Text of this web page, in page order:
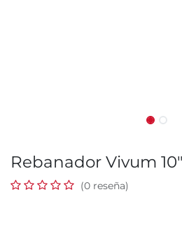
Rebanador Vivum 10"
(0 reseña)